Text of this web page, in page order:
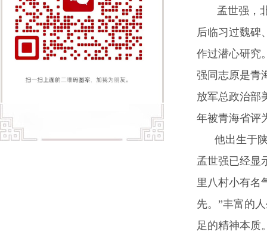
孟世强，
后临习过魏碑
作过潜心研究
强同志原是青
放军总政治部
年被青海省评
他出生于陕
孟世强已经显
里八村小有名
先。”丰富的
足的精神本质